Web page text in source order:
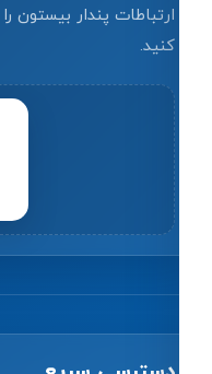
ارتباطات پندار
کنید.